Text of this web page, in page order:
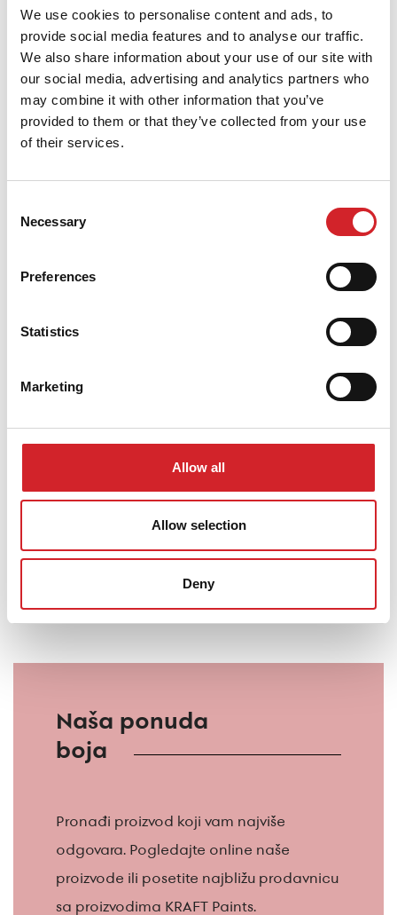
We use cookies to personalise content and ads, to
provide social media features and to analyse our traffic.
We also share information about your use of our site with
our social media, advertising and analytics partners who
may combine it with other information that you’ve
provided to them or that they’ve collected from your use
of their services.
Selection
Necessary
Preferences
Statistics
Marketing
Allow all
Allow selection
Deny
Uputstvo za upotrebu
Priprema podloge
Instrukcije za primenu
Instrukcije nakon primene
Da bi se osiguralo dobro prianjanje, površina mora
bitii suva, čvrsta, bez prašine, masnoća, ostataka,
oštećene boje i dr. Izbegavati stvaranje prašine i
Na novim površinama:
Pre nanošenja završnog
vodenoj bazi poputKRAFT ECO DUR AQUA,
KRAFT HAFT ili KRAFT GO PRIMER.
Naša ponuda
boja
Pronađi proizvod koji vam najviše
odgovara. Pogledajte online naše
proizvode ili posetite najbližu prodavnicu
sa proizvodima KRAFT Paints.